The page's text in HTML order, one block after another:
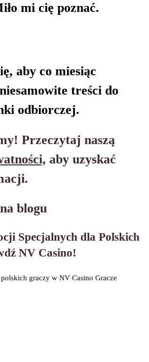
mi cię poznać.
aby co miesiąc
treści do
odbiorczej.
Przeczytaj naszą
aby uzyskać
blogu
Specjalnych dla Polskich
NV Casino!
graczy w NV Casino Gracze